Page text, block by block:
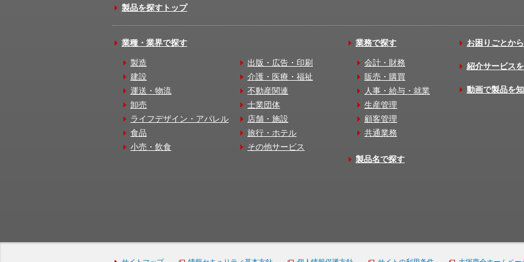
製品を探すトップ
業種・業界で探す
製造
建設
運送・物流
卸売
ライフデザイン・アパレル
食品
小売・飲食
出版・広告・印刷
介護・医療・福祉
不動産関連
士業団体
店舗・施設
旅行・ホテル
その他サービス
業務で探す
会計・財務
販売・購買
人事・給与・就業
生産管理
顧客管理
共通業務
製品名で探す
お困りごとか
紹介サービス
動画で製品を